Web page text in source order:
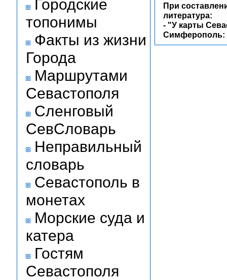
Городские
топонимы
Факты из жизни
Города
Маршрутами
Севастополя
Сленговый
СевСловарь
Неправильный
словарь
Севастополь в
монетах
Морские суда и
катера
Гостям
Севастополя
При
литература:
- "У карты
Симферополь: